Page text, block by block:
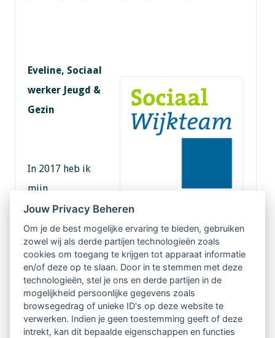
Eveline, Sociaal
werker Jeugd &
Gezin
In 2017 heb ik
mijn
supervisietraject
bij Margo afgerond. Gedurende het
supervisietraject stonden voor mij persoonlijke-
en werk gerelateerde vraagstukken centraal die
te maken hadden met het herkennen van eigen
emoties, het vinden van een balans in de zorg
voor mezelf en dat voor een ander.Als ik terug
Jouw Privacy Beheren
Om je de best mogelijke ervaring te bieden, gebruiken
zowel wij als derde partijen technologieën zoals
cookies om toegang te krijgen tot apparaat informatie
en/of deze op te slaan. Door in te stemmen met deze
technologieën, stel je ons en derde partijen in de
mogelijkheid persoonlijke gegevens zoals
browsegedrag of unieke ID's op deze website te
verwerken. Indien je geen toestemming geeft of deze
intrekt, kan dit bepaalde eigenschappen en functies